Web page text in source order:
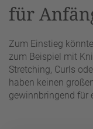
für
Zum Einstieg
zum Beispiel mit
Stretching, Curls
haben keinen
gewinnbringend für